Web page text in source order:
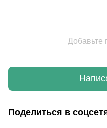
Добавьте
Поделиться в